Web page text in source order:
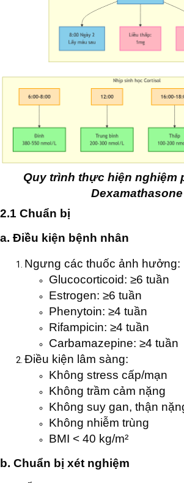
Quy trình thực hiện nghiệm
Dexamathasone
2.1 Chuẩn bị
a. Điều kiện bệnh nhân
Ngưng các thuốc ảnh hưởng:
Glucocorticoid: ≥6 tuần
Estrogen: ≥6 tuần
Phenytoin: ≥4 tuần
Rifampicin: ≥4 tuần
Carbamazepine: ≥4 tuần
Điều kiện lâm sàng:
Không stress cấp/mạn
Không trầm cảm nặng
Không suy gan, thận
Không nhiễm trùng
BMI < 40 kg/m²
b. Chuẩn bị xét nghiệm